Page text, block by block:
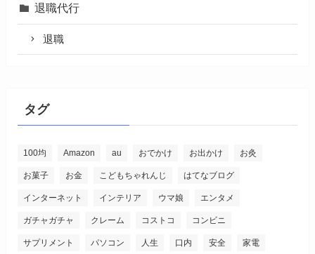
退職代行
退職
タグ
100均 Amazon au おでかけ お出かけ お灸
お菓子 お金 こどもちゃれんじ はてなブログ
インターネット インテリア ウマ娘 エンタメ
ガチャガチャ クレーム コストコ コンビニ
サプリメント パソコン 人生 口内 安全 家電